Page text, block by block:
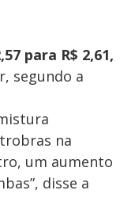
para R$ 2,61,
segundo a
na
um aumento
disse a